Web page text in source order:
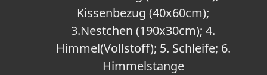
Kissenbezug (40x60cm);
3.Nestchen (190x30cm); 4.
Himmel(Vollstoff); 5. Schleife; 6.
Himmelstange